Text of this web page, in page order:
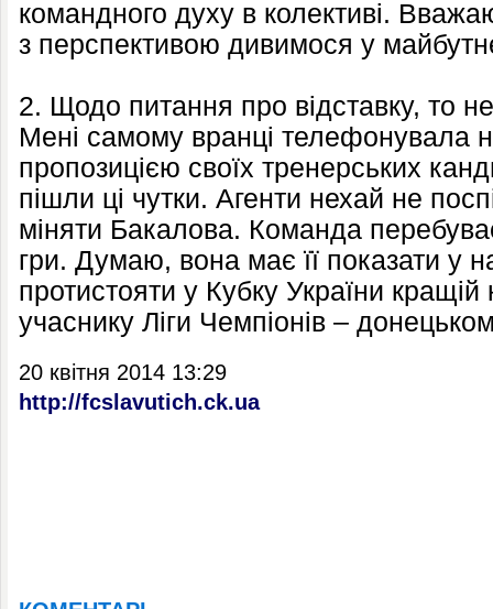
командного духу в колективі.
з перспективою дивимося у
2. Щодо питання про відставку, то
Мені самому вранці телефонувала
пропозицією своїх тренерських
пішли ці чутки. Агенти нехай не
міняти Бакалова. Команда
гри. Думаю, вона має її показати у
протистояти у Кубку України
учаснику Ліги Чемпіонів –
20 квітня 2014 13:29
http://fcslavutich.ck.ua